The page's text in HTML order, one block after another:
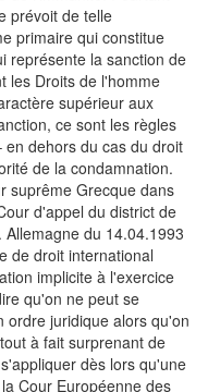
prévoit de telle
primaire qui constitue
représente la sanction de
les Droits de l'homme
supérieur aux
ce sont les règles
dehors du cas du droit
de la condamnation.
suprême Grecque dans
d'appel du district de
du 14.04.1993
de droit international
implicite à l'exercice
qu'on ne peut se
ordre juridique alors qu'on
à fait surprenant de
dès lors qu'une
Cour Européenne des